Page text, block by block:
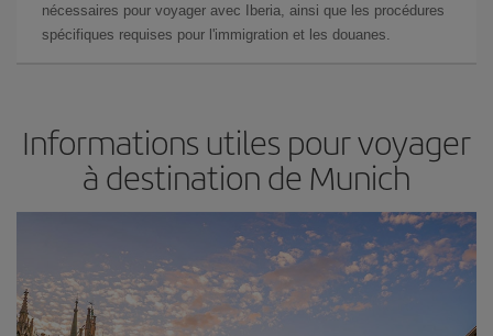
nécessaires pour voyager avec Iberia, ainsi que les procédures
spécifiques requises pour l'immigration et les douanes.
Informations utiles pour voyager
à destination de Munich